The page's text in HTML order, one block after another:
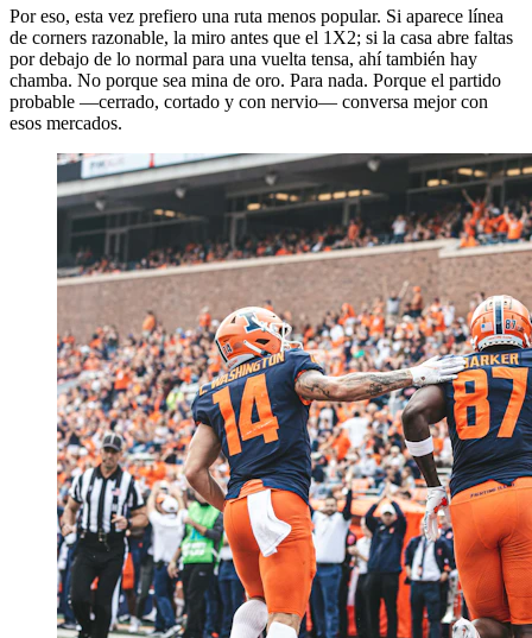
Por eso, esta vez prefiero una ruta menos popular. Si aparece línea
de corners razonable, la miro antes que el 1X2; si la casa abre faltas
por debajo de lo normal para una vuelta tensa, ahí también hay
chamba. No porque sea mina de oro. Para nada. Porque el partido
probable —cerrado, cortado y con nervio— conversa mejor con
esos mercados.